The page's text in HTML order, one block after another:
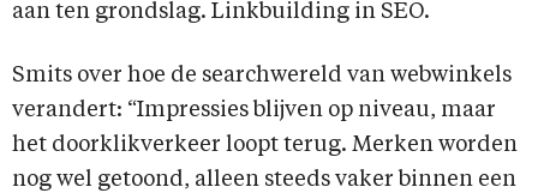
aan ten grondslag. Linkbuilding in SEO.
Smits over hoe de searchwereld van webwinkels
verandert: “Impressies blijven op niveau, maar
het doorklikverkeer loopt terug. Merken worden
nog wel getoond, alleen steeds vaker binnen een